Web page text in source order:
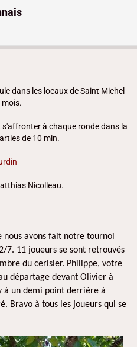
dans les locaux de Saint Michel
mois.
à chaque ronde dans la
de 10 min.
Nicolleau.
nous avons fait notre tournoi
7. 11 joueurs se sont retrouvés
du cerisier. Philippe, votre
départage devant Olivier à
à un demi point derrière à
Bravo à tous les joueurs qui se